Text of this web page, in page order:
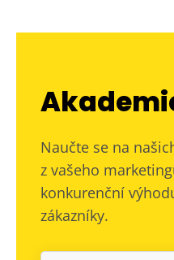
Naučte se na
z vašeho
konkurenční
zákazníky.